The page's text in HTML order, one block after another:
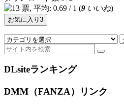
(9 いいね)
お気に入り 3
DLsiteランキング
DMM（FANZA）リンク